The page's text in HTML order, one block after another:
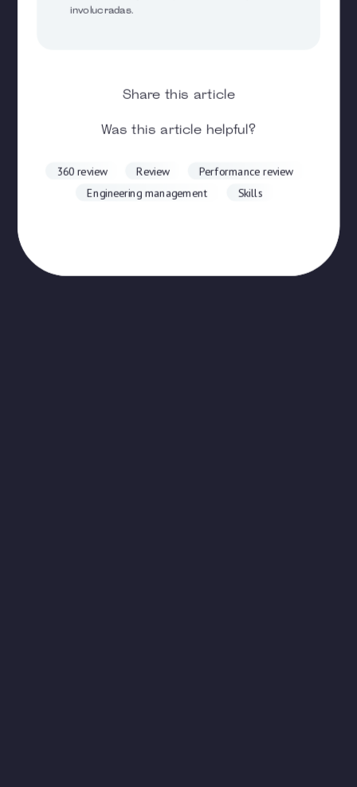
involucradas.
Share this article
Was this article helpful?
360 review Review Performance review
Engineering management Skills